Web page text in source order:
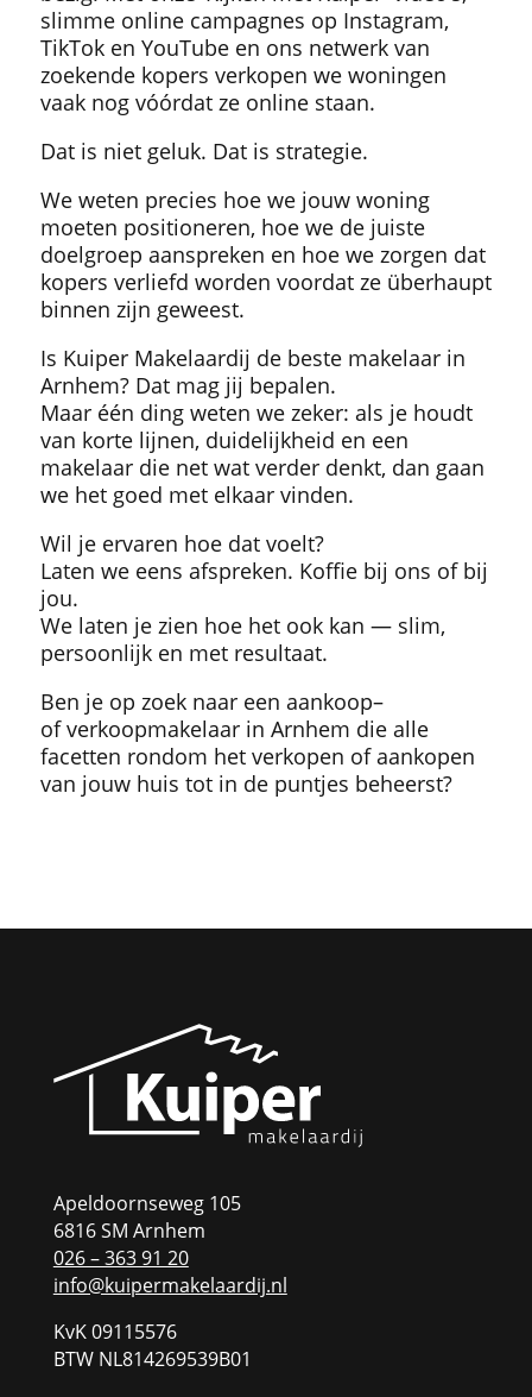
slimme online campagnes op Instagram,
TikTok en YouTube en ons netwerk van
zoekende kopers verkopen we woningen
vaak nog vóórdat ze online staan.
Dat is niet geluk. Dat is strategie.
We weten precies hoe we jouw woning
moeten positioneren, hoe we de juiste
doelgroep aanspreken en hoe we zorgen dat
kopers verliefd worden voordat ze überhaupt
binnen zijn geweest.
Is Kuiper Makelaardij de beste makelaar in
Arnhem? Dat mag jij bepalen.
Maar één ding weten we zeker: als je houdt
van korte lijnen, duidelijkheid en een
makelaar die net wat verder denkt, dan gaan
we het goed met elkaar vinden.
Wil je ervaren hoe dat voelt?
Laten we eens afspreken. Koffie bij ons of bij
jou.
We laten je zien hoe het ook kan — slim,
persoonlijk en met resultaat.
Ben je op zoek naar een aankoop–
ofverkoopmakelaarin Arnhem die alle
facetten rondom het verkopen of aankopen
van jouw huis tot in de puntjes beheerst?
Apeldoornseweg 105
6816 SM Arnhem
026 – 363 91 20
info@kuipermakelaardij.nl
KvK 09115576
BTW NL814269539B01